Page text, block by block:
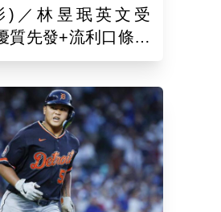
)／林昱珉英文受
質先發+流利口條」
：有Ray的感覺